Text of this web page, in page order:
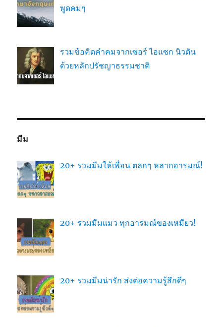
พูดคมๆ
รวมข้อคิดคำคมจากเซอร์ ไอแซก นิวตัน
ด้วยหลักปรัชญาธรรมชาติ
มีม
20+ รวมมีมให้เพื่อน ตลกๆ หลากอารมณ์!
20+ รวมมีมแมว ทุกอารมณ์ของเหมียว!
20+ รวมมีมน่ารัก ส่งต่อความรู้สึกดีๆ